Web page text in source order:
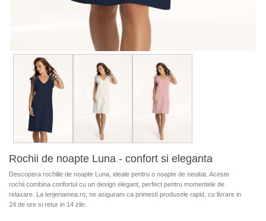
Rochii de noapte Luna - confort si eleganta
Descopera rochiile de noapte Luna, ideale pentru o noapte de neuitat. Aceste
rochii combina confortul cu un design elegant, perfect pentru momentele de
relaxare. La lenjeriamea.ro, ne asiguram ca primesti produsele rapid, cu livrare in
24 de ore si retur in 14 zile.